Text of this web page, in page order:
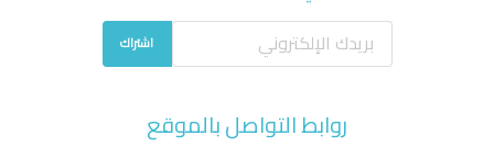
اشتراك
روابط التواصل بالموقع